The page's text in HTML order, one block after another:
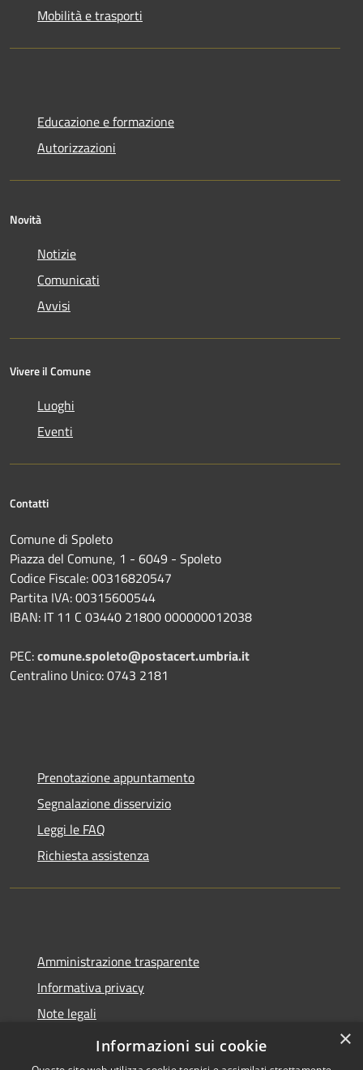
Mobilità e trasporti
Educazione e formazione
Autorizzazioni
Novità
Notizie
Comunicati
Avvisi
Vivere il Comune
Luoghi
Eventi
Contatti
Comune di Spoleto
Piazza del Comune, 1 - 6049 - Spoleto
Codice Fiscale: 00316820547
Partita IVA: 00315600544
IBAN: IT 11 C 03440 21800 000000012038
PEC:comune.spoleto@postacert.umbria.it
Centralino Unico: 0743 2181
Prenotazione appuntamento
Segnalazione disservizio
Leggi le FAQ
Richiesta assistenza
Amministrazione trasparente
Informativa privacy
Note legali
Dichiarazione di accessibilità
×
Informazioni sui cookie